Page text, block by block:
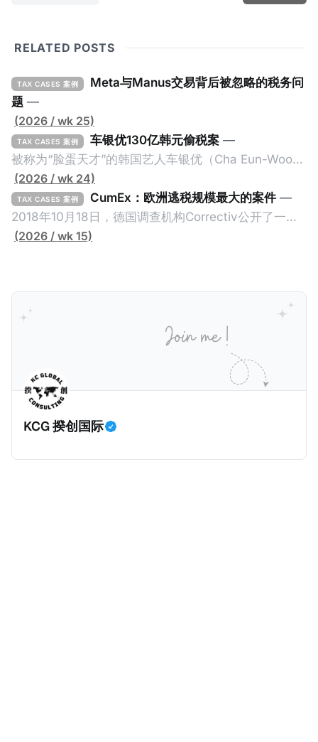
RELATED POSTS
TAX CASES 案例
Meta与Manus交易背后被忽略的税务问
题 —
(2026 / wk 25)
TAX CASES 案例 车银优130亿韩元偷税案 —
被称为“脸蛋天才”的韩国艺人车银优（Cha Eun-Woo，
原名：李东敏）以零瑕疵的完美人设著称。但是，在
2026年1月，韩国国税厅的一纸追缴超过200亿韩元
（折合约8900万人民币）通知，将其推向了涉嫌逃避
缴纳所得税的舆论风口浪尖。 经过事情发展多月，最后
缴税款的记录。虽然他已经公开承认错误，但这一风波
已彻底重创其公众形象，导致多项高奢代言流产。不
过，他不至于被“封杀”，2026年5月15日Netflix的奇幻
动作喜剧《超能路人甲》正式上线，车银优在剧中饰演
主角之一李云情。 我们在这一篇文章将会基于网上信
息，剖析整个事情的来龙去脉。 请注意，由于车银优的
案例并无公开判决信息，网上信息不一定100%准确，
我们已经尽量采纳多方信息，争取以最客观的角度来推
(2026 / wk 24)
TAX CASES 案例 CumEx：欧洲逃税规模最大的案件 —
2018年10月18日，德国调查机构Correctiv公开了一件
跨越十多年及横跨多个国家的逃税案，涉税金额超过
家金融机构，并引致了多家机构被起诉，部分甚至因而
破产。这一篇文章将会结合Correctiv、经合组织、
amaBhungane等国际组织的报告及文章，来给大家剖
Cum，简单来说就是“带股息”或“含股息”。 一家上市公
司宣告了股息，但在股权登记日截止前未支付股息的期
间，就属于“带股息”。比如，中国银行在2025年12月5
日公告派股息每10股1.094元，而2025年12月10日为最
(2026 / wk 15)
KCG 揆创国际